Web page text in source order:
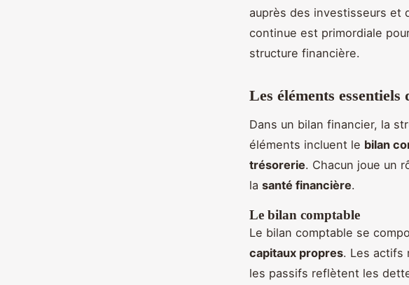
auprès des investisseurs et
continue est primordiale
structure financière.
Les éléments
Dans un bilan financier, la
éléments incluent le bilan
trésorerie. Chacun joue un
la santé financière.
Le bilan comptable
Le bilan comptable se
capitaux propres. Les actifs
les passifs reflètent les